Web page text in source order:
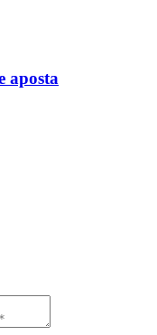
aposta